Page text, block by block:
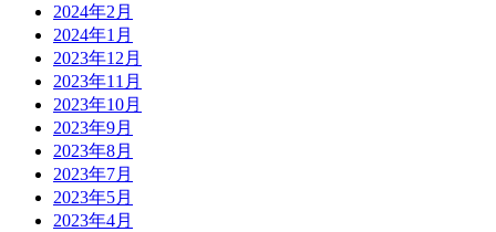
2024年2月
2024年1月
2023年12月
2023年11月
2023年10月
2023年9月
2023年8月
2023年7月
2023年5月
2023年4月